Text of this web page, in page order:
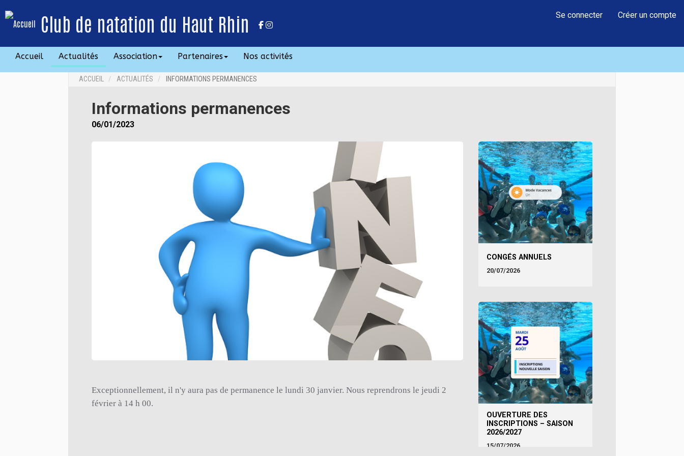
Club de natation du Haut Rhin Se connecter Créer un compte
Accueil Actualités Association Partenaires Nos activités
ACCUEIL ACTUALITÉS INFORMATIONS PERMANENCES
Informations permanences
06/01/2023
Exceptionnellement, il n'y aura pas de permanence le lundi 30 janvier. Nous reprendrons le jeudi 2
février à 14 h 00.
CONGÉS ANNUELS
20/07/2026
OUVERTURE DES
INSCRIPTIONS – SAISON
2026/2027
15/07/2026